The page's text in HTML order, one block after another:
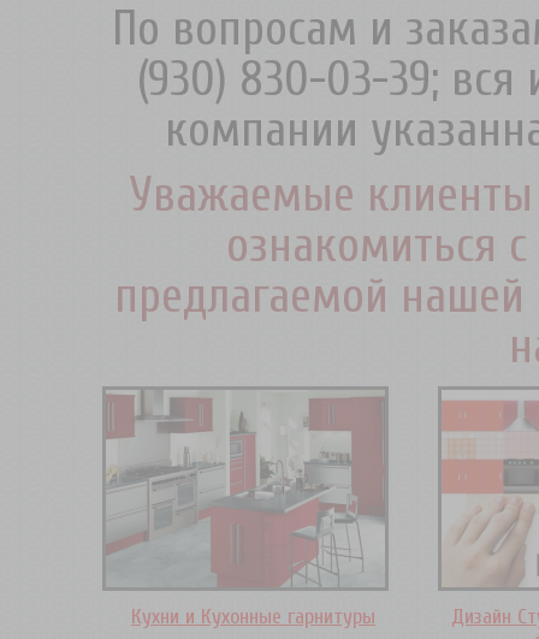
По вопросам и
(930) 830-03-39;
компании
Уважаемые
ознакомиться
предлагаемой
Кухни и Кухонные гарнитуры
Дизайн